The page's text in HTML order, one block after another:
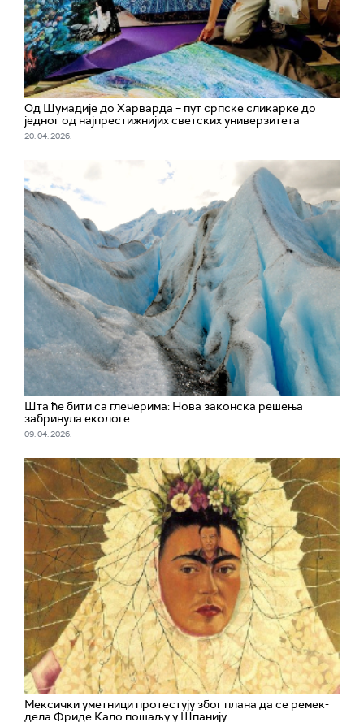
Од Шумадије до Харварда – пут српске сликарке до
једног од најпрестижнијих светских универзитета
20. 04. 2026.
Шта ће бити са глечерима: Нова законска решења
забринула екологе
09. 04. 2026.
Мексички уметници протестују због плана да се ремек-
дела Фриде Кало пошаљу у Шпанију